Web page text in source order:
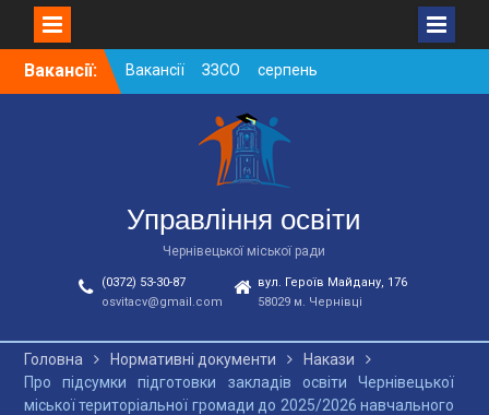
SkipВакансії:
Вакансії ЗЗСО серпень
2026
Вакансії ЗЗСО червень
Вакансії у ЗДО та
дошкільних підрозділах
ЗЗСО станом на
01.08.2026 р.
Управління освіти
Чернівецької міської ради
(0372) 53-30-87
osvitacv@gmail.com
вул. Героїв Майдану, 176
58029 м. Чернівці
Головна Нормативні документи
Накази
Про підсумки підготовки закладів освіти Чернівецької
міської територіальної громади до 2025/2026 навчального